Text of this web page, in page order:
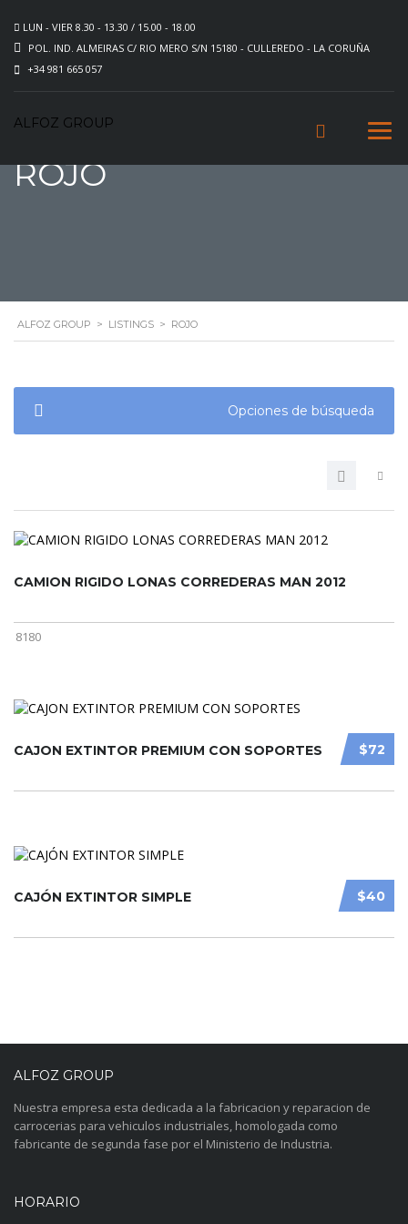
LUN - VIER 8.30 - 13.30 / 15.00 - 18.00
POL. IND. ALMEIRAS C/ RIO MERO S/N 15180 - CULLEREDO - LA CORUÑA
+34 981 665 057
ALFOZ GROUP
ROJO
ALFOZ GROUP > LISTINGS > ROJO
Opciones de búsqueda
CAMION RIGIDO LONAS CORREDERAS MAN 2012
8180
$72
CAJON EXTINTOR PREMIUM CON SOPORTES
$40
CAJÓN EXTINTOR SIMPLE
ALFOZ GROUP
Nuestra empresa esta dedicada a la fabricacion y reparacion de
carrocerias para vehiculos industriales, homologada como
fabricante de segunda fase por el Ministerio de Industria.
HORARIO